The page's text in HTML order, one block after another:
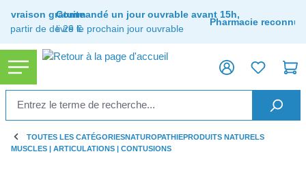
principal
Livraison gratuite
à partir de de 29 €
Commandé un jour ouvrable avant 15h,
livré le prochain jour ouvrable
Pharmacie reconnue
TOUTES LES CATÉGORIESNATUROPATHIEPRODUITS NATURELS
MUSCLES | ARTICULATIONS | CONTUSIONS